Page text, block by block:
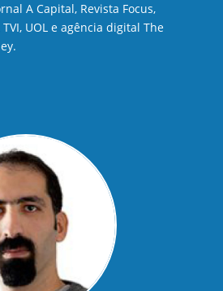
A Capital, Revista Focus,
UOL e agência digital The